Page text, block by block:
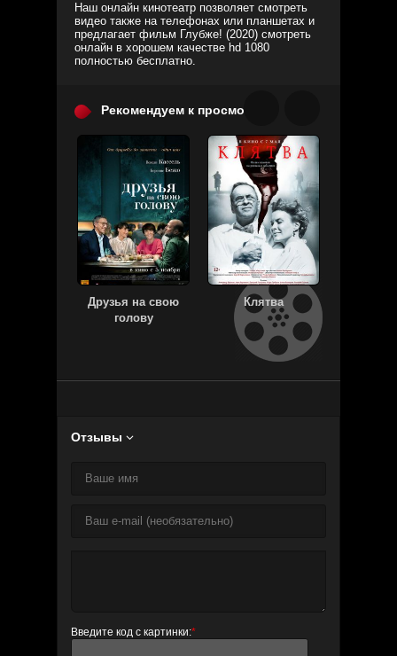
Наш онлайн кинотеатр позволяет смотреть
видео также на телефонах или планшетах и
предлагает фильм Глубже! (2020) смотреть
онлайн в хорошем качестве hd 1080
полностью бесплатно.
Рекомендуем к просмотру:
Друзья на свою
голову
Клятва
Отзывы 
Введите код с картинки:*